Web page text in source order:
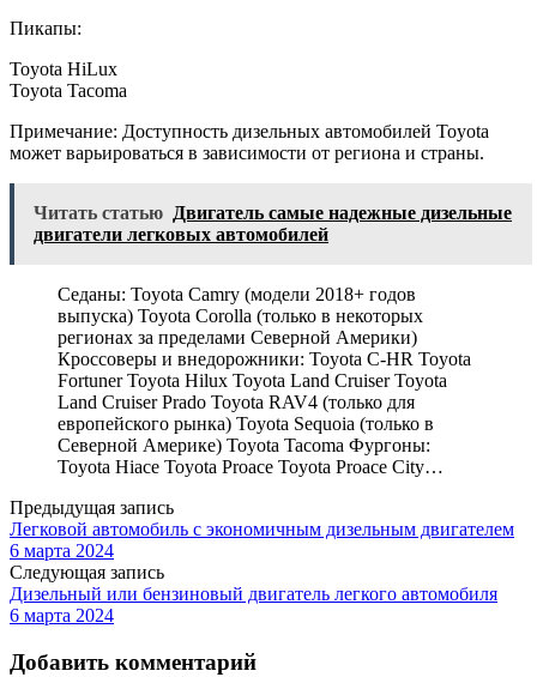
Пикапы:
Toyota HiLux
Toyota Tacoma
Примечание: Доступность дизельных автомобилей Toyota
может варьироваться в зависимости от региона и страны.
Читать статью Двигатель самые надежные дизельные
двигатели легковых автомобилей
Седаны: Toyota Camry (модели 2018+ годов
выпуска) Toyota Corolla (только в некоторых
регионах за пределами Северной Америки)
Кроссоверы и внедорожники: Toyota C-HR Toyota
Fortuner Toyota Hilux Toyota Land Cruiser Toyota
Land Cruiser Prado Toyota RAV4 (только для
европейского рынка) Toyota Sequoia (только в
Северной Америке) Toyota Tacoma Фургоны:
Toyota Hiace Toyota Proace Toyota Proace City…
Предыдущая запись
Легковой автомобиль с экономичным дизельным двигателем
6 марта 2024
Следующая запись
Дизельный или бензиновый двигатель легкого автомобиля
6 марта 2024
Добавить комментарий